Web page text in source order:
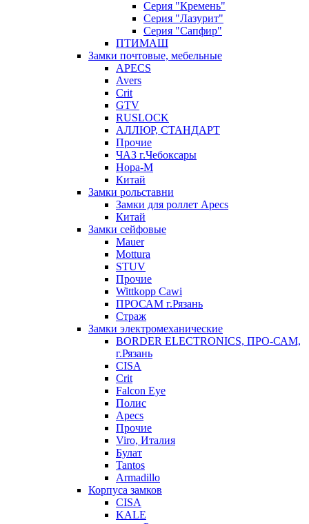
Серия "Кремень"
Серия "Лазурит"
Серия "Сапфир"
ПТИМАШ
Замки почтовые, мебельные
APECS
Avers
Crit
GTV
RUSLOCK
АЛЛЮР, СТАНДАРТ
Прочие
ЧАЗ г.Чебоксары
Нора-М
Китай
Замки рольставни
Замки для роллет Apecs
Китай
Замки сейфовые
Mauer
Mottura
STUV
Прочие
Wittkopp Cawi
ПРОСАМ г.Рязань
Страж
Замки электромеханические
BORDER ELECTRONICS, ПРО-САМ,
г.Рязань
CISA
Crit
Falcon Eye
Полис
Apecs
Прочие
Viro, Италия
Булат
Tantos
Armadillo
Корпуса замков
CISA
KALE